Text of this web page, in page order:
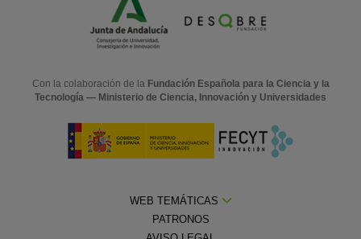
Con la colaboración de la Fundación Española para la Ciencia y la
Tecnología — Ministerio de Ciencia, Innovación y Universidades
WEB TEMÁTICAS
PATRONOS